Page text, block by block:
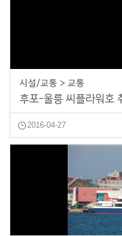
시설/교통 > 교통
후포-울릉 씨플라워호
2016-04-27